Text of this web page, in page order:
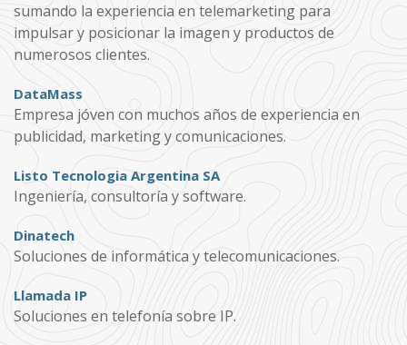
sumando la experiencia en telemarketing para
impulsar y posicionar la imagen y productos de
numerosos clientes.
DataMass
Empresa jóven con muchos años de experiencia en
publicidad, marketing y comunicaciones.
Listo Tecnologia Argentina SA
Ingeniería, consultoría y software.
Dinatech
Soluciones de informática y telecomunicaciones.
Llamada IP
Soluciones en telefonía sobre IP.